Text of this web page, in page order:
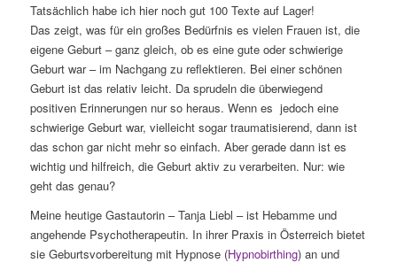
Tatsächlich habe ich hier noch gut 100 Texte auf Lager!
Das zeigt, was für ein großes Bedürfnis es vielen Frauen ist, die
eigene Geburt – ganz gleich, ob es eine gute oder schwierige
Geburt war – im Nachgang zu reflektieren. Bei einer schönen
Geburt ist das relativ leicht. Da sprudeln die überwiegend
positiven Erinnerungen nur so heraus. Wenn es jedoch eine
schwierige Geburt war, vielleicht sogar traumatisierend, dann ist
das schon gar nicht mehr so einfach. Aber gerade dann ist es
wichtig und hilfreich, die Geburt aktiv zu verarbeiten. Nur: wie
geht das genau?
Meine heutige Gastautorin – Tanja Liebl – ist Hebamme und
angehende Psychotherapeutin. In ihrer Praxis in Österreich bietet
sie Geburtsvorbereitung mit Hypnose (Hypnobirthing) an und